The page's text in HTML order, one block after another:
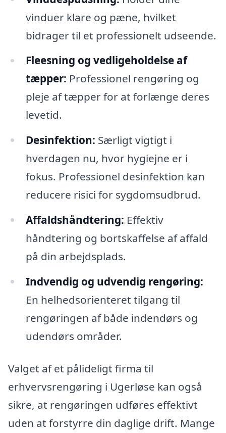
vinduer klare og pæne, hvilket
bidrager til et professionelt udseende.
Fleesning og vedligeholdelse af
tæpper: Professionel rengøring og
pleje af tæpper for at forlænge deres
levetid.
Desinfektion: Særligt vigtigt i
hverdagen nu, hvor hygiejne er i
fokus. Professionel desinfektion kan
reducere risici for sygdomsudbrud.
Affaldshåndtering: Effektiv
håndtering og bortskaffelse af affald
på din arbejdsplads.
Indvendig og udvendig rengøring:
En helhedsorienteret tilgang til
rengøringen af både indendørs og
udendørs områder.
Valget af et pålideligt firma til
erhvervsrengøring i Ugerløse kan også
sikre, at rengøringen udføres effektivt
uden at forstyrre din daglige drift. Mange